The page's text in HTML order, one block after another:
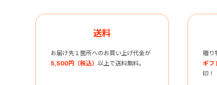
送料
お届け先１箇所へのお買い上げ代金が
5,500円（税込） 以上で送料無料。
贈り
ギフ
印！